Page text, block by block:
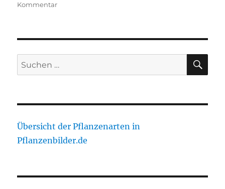
Kommentarzu
Suche
nach:
Übersicht der Pflanzenarten in
Pflanzenbilder.de